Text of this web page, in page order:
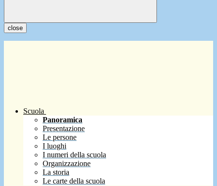
close
Scuola
Panoramica
Presentazione
Le persone
I luoghi
I numeri della scuola
Organizzazione
La storia
Le carte della scuola